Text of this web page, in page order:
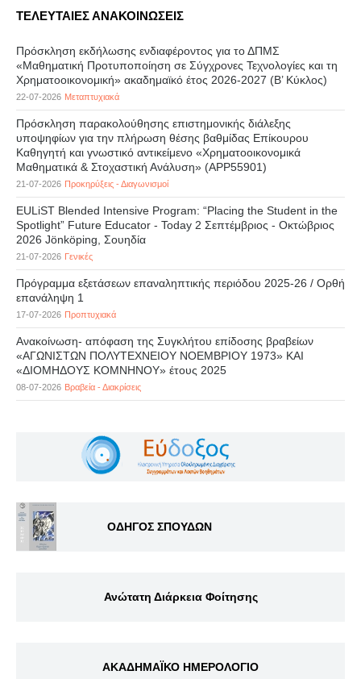
ΤΕΛΕΥΤΑΙΕΣ ΑΝΑΚΟΙΝΩΣΕΙΣ
Πρόσκληση εκδήλωσης ενδιαφέροντος για το ΔΠΜΣ
«Μαθηματική Προτυποποίηση σε Σύγχρονες Τεχνολογίες και τη
Χρηματοοικονομική» ακαδημαϊκό έτος 2026-2027 (B’ Kύκλος)
22-07-2026 Μεταπτυχιακά
Πρόσκληση παρακολούθησης επιστημονικής διάλεξης
υποψηφίων για την πλήρωση θέσης βαθμίδας Επίκουρου
Καθηγητή και γνωστικό αντικείμενο «Χρηματοοικονομικά
Μαθηματικά & Στοχαστική Ανάλυση» (APP55901)
21-07-2026 Προκηρύξεις - Διαγωνισμοί
EULiST Blended Intensive Program: “Placing the Student in the
Spotlight” Future Educator - Today 2 Σεπτέμβριος - Οκτώβριος
2026 Jönköping, Σουηδία
21-07-2026 Γενικές
Πρόγραμμα εξετάσεων επαναληπτικής περιόδου 2025-26 / Ορθή
επανάληψη 1
17-07-2026 Προπτυχιακά
Ανακοίνωση- απόφαση της Συγκλήτου επίδοσης βραβείων
«ΑΓΩΝΙΣΤΩΝ ΠΟΛΥΤΕΧΝΕΙΟΥ ΝΟΕΜΒΡΙΟΥ 1973» ΚΑΙ
«ΔΙΟΜΗΔΟΥΣ ΚΟΜΝΗΝΟΥ» έτους 2025
08-07-2026 Βραβεία - Διακρίσεις
ΟΔΗΓΟΣ ΣΠΟΥΔΩΝ
Ανώτατη Διάρκεια Φοίτησης
ΑΚΑΔΗΜΑΪΚΟ ΗΜΕΡΟΛΟΓΙΟ